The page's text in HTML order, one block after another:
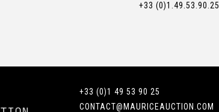
+33 (0)1.49.53.90.25
+33 (0)1 49 53 90 25
CONTACT@MAURICEAUCTION.COM